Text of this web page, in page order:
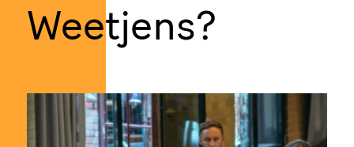
Weetjens?